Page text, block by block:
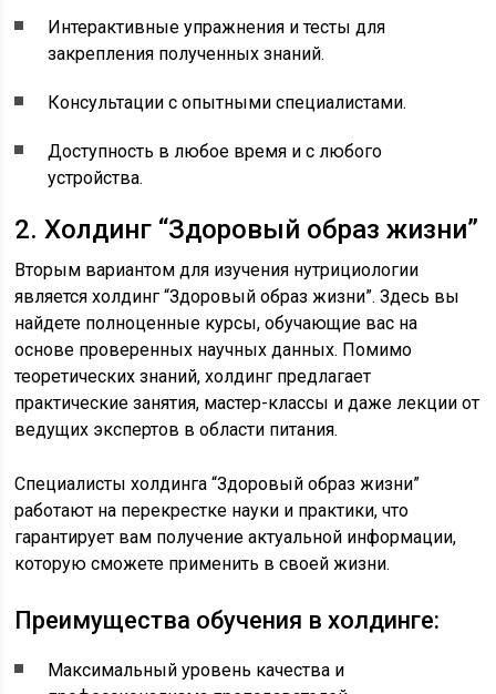
Интерактивные упражнения и тесты для
закрепления полученных знаний.
Консультации с опытными специалистами.
Доступность в любое время и с любого
устройства.
2. Холдинг “Здоровый образ жизни”
Вторым вариантом для изучения нутрициологии
является холдинг “Здоровый образ жизни”. Здесь вы
найдете полноценные курсы, обучающие вас на
основе проверенных научных данных. Помимо
теоретических знаний, холдинг предлагает
практические занятия, мастер-классы и даже лекции от
ведущих экспертов в области питания.
Специалисты холдинга “Здоровый образ жизни”
работают на перекрестке науки и практики, что
гарантирует вам получение актуальной информации,
которую сможете применить в своей жизни.
Преимущества обучения в холдинге:
Максимальный уровень качества и